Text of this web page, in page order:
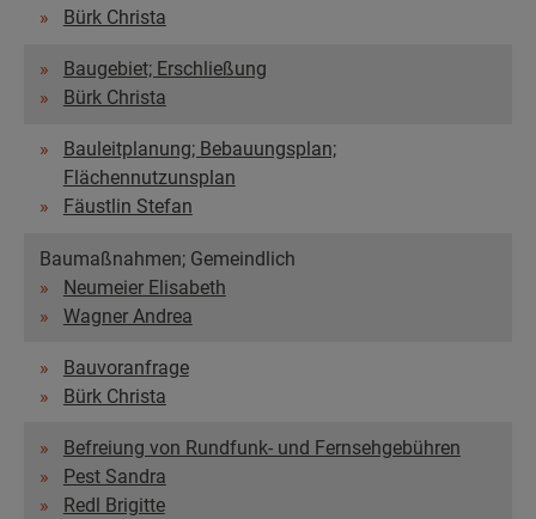
Bürk Christa
Baugebiet; Erschließung
Bürk Christa
Bauleitplanung; Bebauungsplan;
Flächennutzunsplan
Fäustlin Stefan
Baumaßnahmen; Gemeindlich
Neumeier Elisabeth
Wagner Andrea
Bauvoranfrage
Bürk Christa
Befreiung von Rundfunk- und Fernsehgebühren
Pest Sandra
Redl Brigitte